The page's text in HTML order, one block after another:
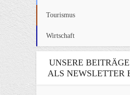
Tourismus
Wirtschaft
UNSERE
ALS NEWSLETTER